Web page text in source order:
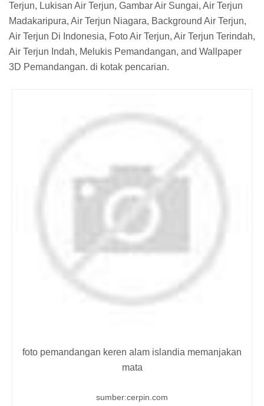
Terjun, Lukisan Air Terjun, Gambar Air Sungai, Air Terjun
Madakaripura, Air Terjun Niagara, Background Air Terjun,
Air Terjun Di Indonesia, Foto Air Terjun, Air Terjun Terindah,
Air Terjun Indah, Melukis Pemandangan, and Wallpaper
3D Pemandangan. di kotak pencarian.
foto pemandangan keren alam islandia memanjakan
mata
sumber:cerpin.com